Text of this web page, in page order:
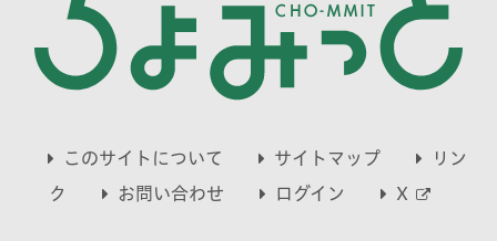
このサイトについて サイトマップ
リン
ク
お問い合わせ ログイン X
別